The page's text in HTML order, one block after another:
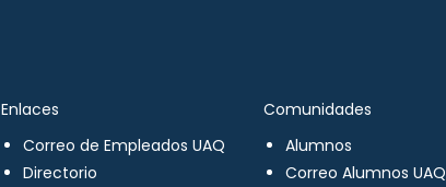
Enlaces
Correo de Empleados UAQ
Directorio
Comunidades
Alumnos
Correo Alumnos UAQ